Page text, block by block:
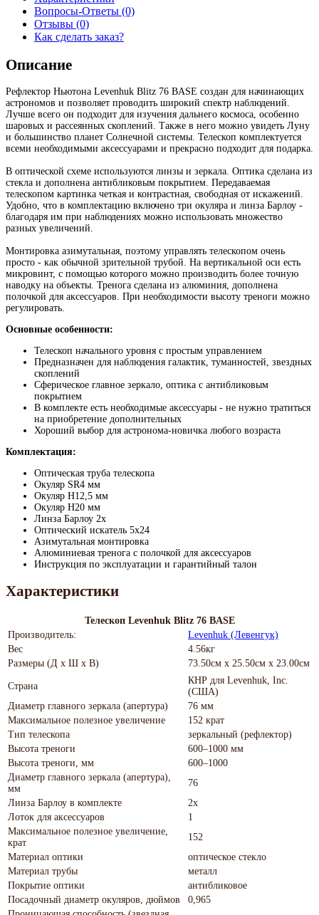
Вопросы-Ответы (0)
Отзывы (0)
Как сделать заказ?
Описание
Рефлектор Ньютона Levenhuk Blitz 76 BASE создан для начинающих
астрономов и позволяет проводить широкий спектр наблюдений.
Лучше всего он подходит для изучения дальнего космоса, особенно
шаровых и рассеянных скоплений. Также в него можно увидеть Луну
и большинство планет Солнечной системы. Телескоп комплектуется
всеми необходимыми аксессуарами и прекрасно подходит для подарка.
В оптической схеме используются линзы и зеркала. Оптика сделана из
стекла и дополнена антибликовым покрытием. Передаваемая
телескопом картинка четкая и контрастная, свободная от искажений.
Удобно, что в комплектацию включено три окуляра и линза Барлоу -
благодаря им при наблюдениях можно использовать множество
разных увеличений.
Монтировка азимутальная, поэтому управлять телескопом очень
просто - как обычной зрительной трубой. На вертикальной оси есть
микровинт, с помощью которого можно производить более точную
наводку на объекты. Тренога сделана из алюминия, дополнена
полочкой для аксессуаров. При необходимости высоту треноги можно
регулировать.
Основные особенности:
Телескоп начального уровня с простым управлением
Предназначен для наблюдения галактик, туманностей, звездных
скоплений
Сферическое главное зеркало, оптика с антибликовым
покрытием
В комплекте есть необходимые аксессуары - не нужно тратиться
на приобретение дополнительных
Хороший выбор для астронома-новичка любого возраста
Комплектация:
Оптическая труба телескопа
Окуляр SR4 мм
Окуляр H12,5 мм
Окуляр H20 мм
Линза Барлоу 2х
Оптический искатель 5х24
Азимутальная монтировка
Алюминиевая тренога с полочкой для аксессуаров
Инструкция по эксплуатации и гарантийный талон
Характеристики
Телескоп Levenhuk Blitz 76 BASE
Производитель:
Levenhuk (Левенгук)
Вес
4.56кг
Размеры (Д х Ш х В)
73.50см x 25.50см x 23.00см
Страна
КНР для Levenhuk, Inc.
(США)
Диаметр главного зеркала (апертура)
76 мм
Максимальное полезное увеличение
152 крат
Тип телескопа
зеркальный (рефлектор)
Высота треноги
600–1000 мм
Высота треноги, мм
600–1000
Диаметр главного зеркала (апертура),
мм
76
Линза Барлоу в комплекте
2x
Лоток для аксессуаров
1
Максимальное полезное увеличение,
крат
152
Материал оптики
оптическое стекло
Материал трубы
металл
Покрытие оптики
антибликовое
Посадочный диаметр окуляров, дюймов
0,965